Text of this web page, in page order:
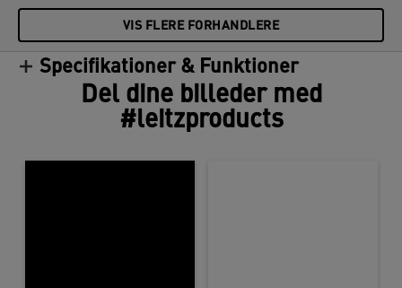
VIS FLERE FORHANDLERE
Specifikationer & Funktioner
Del dine billeder med
#leitzproducts